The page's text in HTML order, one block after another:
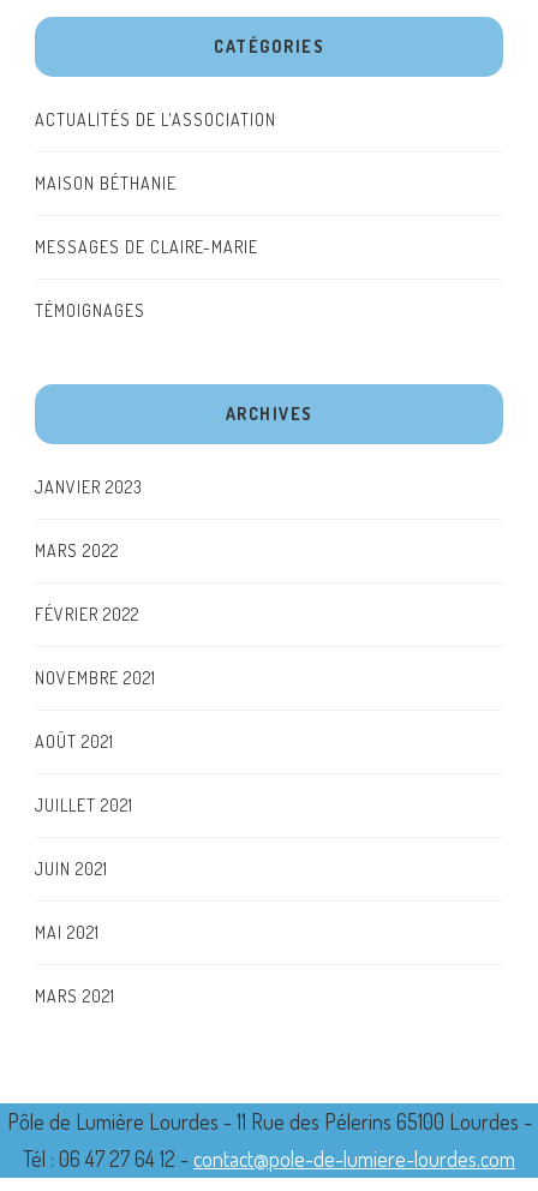
CATÉGORIES
ACTUALITÉS DE L'ASSOCIATION
MAISON BÉTHANIE
MESSAGES DE CLAIRE-MARIE
TÉMOIGNAGES
ARCHIVES
JANVIER 2023
MARS 2022
FÉVRIER 2022
NOVEMBRE 2021
AOÛT 2021
JUILLET 2021
JUIN 2021
MAI 2021
MARS 2021
Pôle de Lumière Lourdes - 11 Rue des Pélerins 65100 Lourdes -
Tél : 06 47 27 64 12 -contact@pole-de-lumiere-lourdes.com